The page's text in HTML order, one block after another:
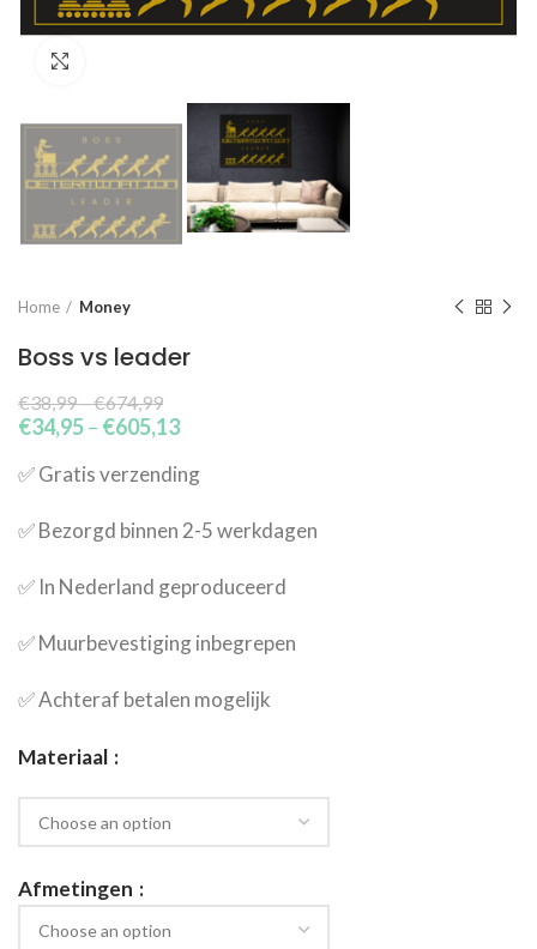
Home Money
Boss vs leader
€38,99–€674,99
€34,95– €605,13
✅​ Gratis verzending
✅​ Bezorgd binnen 2-5 werkdagen
✅​ In Nederland geproduceerd
✅​ Muurbevestiging inbegrepen
✅​ Achteraf betalen mogelijk
Materiaal
Afmetingen